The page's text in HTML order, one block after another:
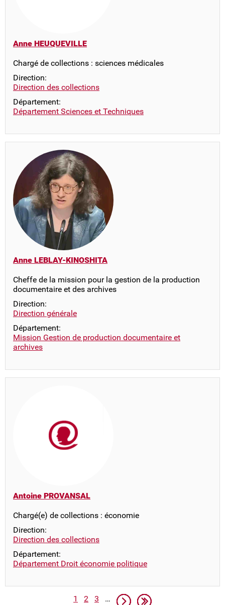
Anne HEUQUEVILLE
Chargé de collections : sciences médicales
Direction:
Direction des collections
Département:
Département Sciences et Techniques
Anne LEBLAY-KINOSHITA
Cheffe de la mission pour la gestion de la production
documentaire et des archives
Direction:
Direction générale
Département:
Mission Gestion de production documentaire et
archives
Antoine PROVANSAL
Chargé(e) de collections : économie
Direction:
Direction des collections
Département:
Département Droit économie politique
Pagination
Page
1 Page
2 Page
3 … Page suivante
Dernière page